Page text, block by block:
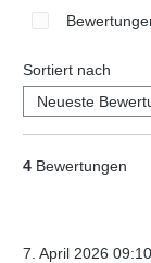
Sortiert nach
4 Bewertungen
7. April 2026 09:10